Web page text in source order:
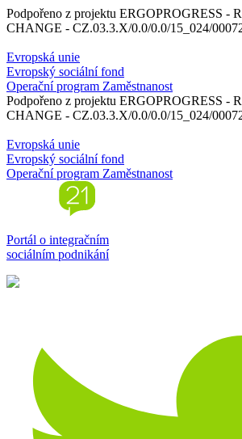
Podpořeno z projektu ERGOPROGRESS -
CHANGE - CZ.03.3.X/0.0/0.0/15_024/
Evropská unie
Evropský sociální fond
Operační program Zaměstnanost
Podpořeno z projektu ERGOPROGRESS -
CHANGE - CZ.03.3.X/0.0/0.0/15_024/
Evropská unie
Evropský sociální fond
Operační program Zaměstnanost
Portál o integračním
sociálním podnikání